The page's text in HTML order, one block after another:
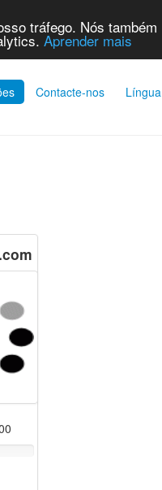
tráfego. Nós também
Aprender mais
Contacte-nos Língua